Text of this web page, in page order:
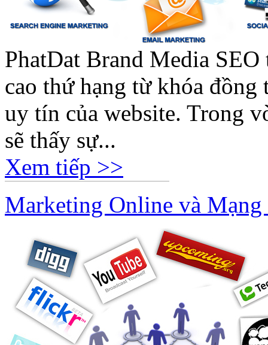
PhatDat Brand Media
cao thứ hạng từ khóa
uy tín của website. Trong
sẽ thấy sự...
Xem tiếp >>
Marketing Online và